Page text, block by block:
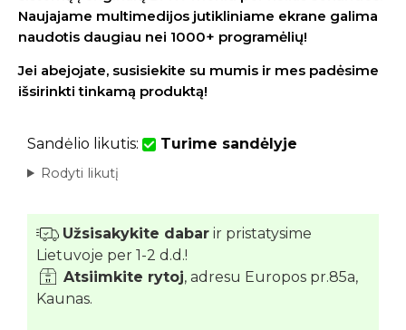
Naujajame multimedijos jutikliniame ekrane galima
naudotis daugiau nei 1000+ programėlių!
Jei abejojate, susisiekite su mumis ir mes padėsime
išsirinkti tinkamą produktą!
Sandėlio likutis: Turime sandėlyje
Rodyti likutį
Užsisakykite dabar ir pristatysime
Lietuvoje per 1-2 d.d.!
Atsiimkite rytoj, adresu Europos pr.85a,
Kaunas.